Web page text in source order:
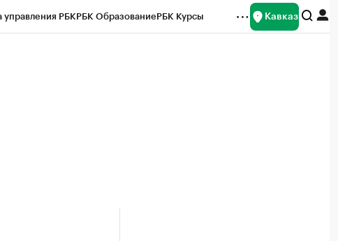
управления РБКРБК ОбразованиеРБК Курсы Кавказ